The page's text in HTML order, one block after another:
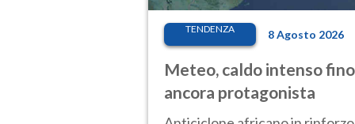
TENDENZA 8 Agosto 2026
Meteo, caldo intenso
ancora protagonista